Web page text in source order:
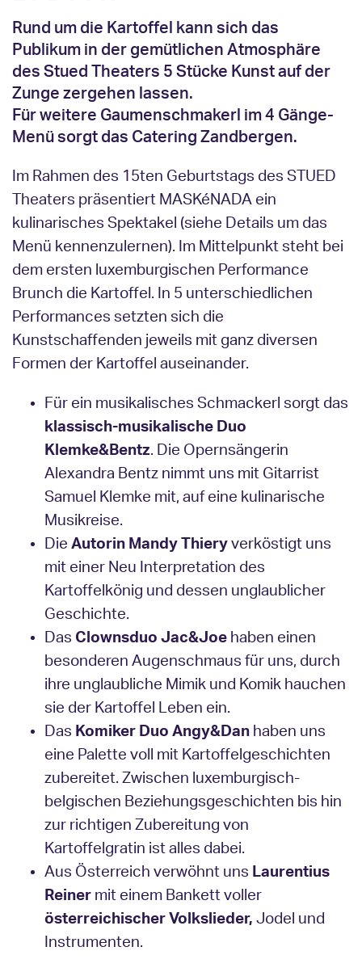
Rund um die Kartoffel kann sich das
Publikum in der gemütlichen Atmosphäre
des Stued Theaters 5 Stücke Kunst auf der
Zunge zergehen lassen.
Für weitere Gaumenschmakerl im 4 Gänge-
Menü sorgt das Catering Zandbergen.
Im Rahmen des 15ten Geburtstags des STUED
Theaters präsentiert MASKéNADA ein
kulinarisches Spektakel (siehe Details um das
Menü kennenzulernen). Im Mittelpunkt steht bei
dem ersten luxemburgischen Performance
Brunch die Kartoffel. In 5 unterschiedlichen
Performances setzten sich die
Kunstschaffenden jeweils mit ganz diversen
Formen der Kartoffel auseinander.
Für ein musikalisches Schmackerl sorgt das
klassisch-musikalische Duo
Klemke&Bentz. Die Opernsängerin
Alexandra Bentz nimmt uns mit Gitarrist
Samuel Klemke mit, auf eine kulinarische
Musikreise.
Die Autorin Mandy Thiery verköstigt uns
mit einer Neu Interpretation des
Kartoffelkönig und dessen unglaublicher
Geschichte.
Das Clownsduo Jac&Joe haben einen
besonderen Augenschmaus für uns, durch
ihre unglaubliche Mimik und Komik hauchen
sie der Kartoffel Leben ein.
Das Komiker Duo Angy&Dan haben uns
eine Palette voll mit Kartoffelgeschichten
zubereitet. Zwischen luxemburgisch-
belgischen Beziehungsgeschichten bis hin
zur richtigen Zubereitung von
Kartoffelgratin ist alles dabei.
Aus Österreich verwöhnt uns Laurentius
Reiner mit einem Bankett voller
österreichischer Volkslieder, Jodel und
Instrumenten.